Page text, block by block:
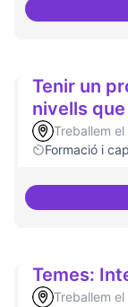
Tenir un
nivells
Treballem
Formació i
Temes:
Treballem